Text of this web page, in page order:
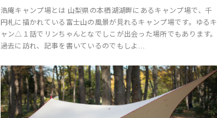
浩庵キャンプ場とは 山梨県の本栖湖湖畔にあるキャンプ場で、千
円札に描かれている富士山の風景が見れるキャンプ場です。ゆるキ
ャン△１話でリンちゃんとなでしこが出会った場所でもあります。
過去に訪れ、記事を書いているのでもしよ…